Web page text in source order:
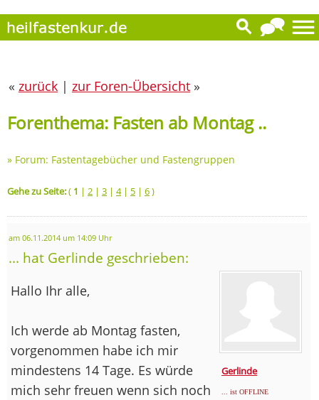
« zurück | zur Foren-Übersicht »
Forenthema: Fasten ab Montag ..
» Forum: Fastentagebücher und Fastengruppen
Gehe zu Seite:( 1 | 2 | 3 | 4| 5 | 6)
am 06.11.2014 um 14:09 Uhr
... hat Gerlinde geschrieben:
Gerlinde
... ist OFFLINE
Hallo Ihr alle,
Ich werde ab Montag fasten,
vorgenommen habe ich mir
mindestens 14 Tage. Es würde
mich sehr freuen wenn sich noch